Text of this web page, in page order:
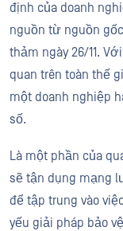
định của doanh
nguồn từ nguồn
thảm ngày 26/11.
quan trên toàn thế
một doanh nghiệp
số.
Là một phần của
sẽ tận dụng mạng
để tập trung vào
yếu giải pháp bảo